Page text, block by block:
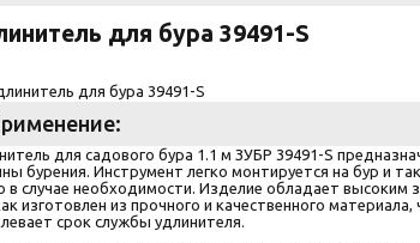
для бура 39491-S
для бура 39491-S
для садового бура 1.1 м ЗУБР 39491-S
бурения. Инструмент легко монтируется на бур и
в случае необходимости. Изделие обладает высоким
изготовлен из прочного и качественного материала,
срок службы удлинителя.